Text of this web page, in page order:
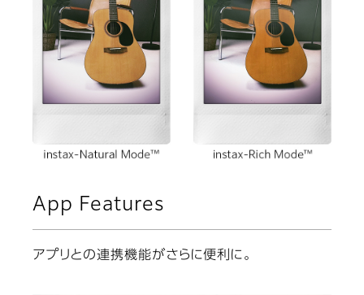
App Features
アプリとの連携機能がさらに便利に。